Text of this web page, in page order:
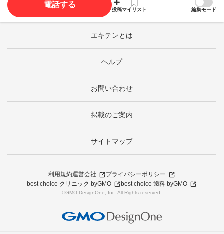
電話する
投稿マイリスト 編集モード
エキテンとは
ヘルプ
お問い合わせ
掲載のご案内
サイトマップ
利用規約運営会社
プライバシーポリシー
best choice クリニック byGMO
best choice 歯科 byGMO
©GMO DesignOne, Inc. All Rights reserved.